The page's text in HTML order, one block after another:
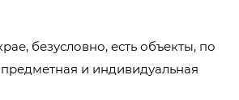
безусловно, есть объекты, по
и индивидуальная